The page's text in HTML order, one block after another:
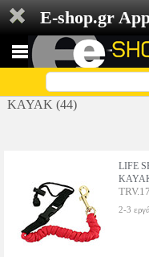
E-shop.gr
KAYAK (44)
LIFE
2-3